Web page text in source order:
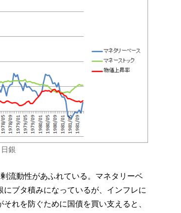
銀
流動性があふれている。マネタリーベ
ブタ積みになっているが、インフレに
れを防ぐために国債を買い支えると、